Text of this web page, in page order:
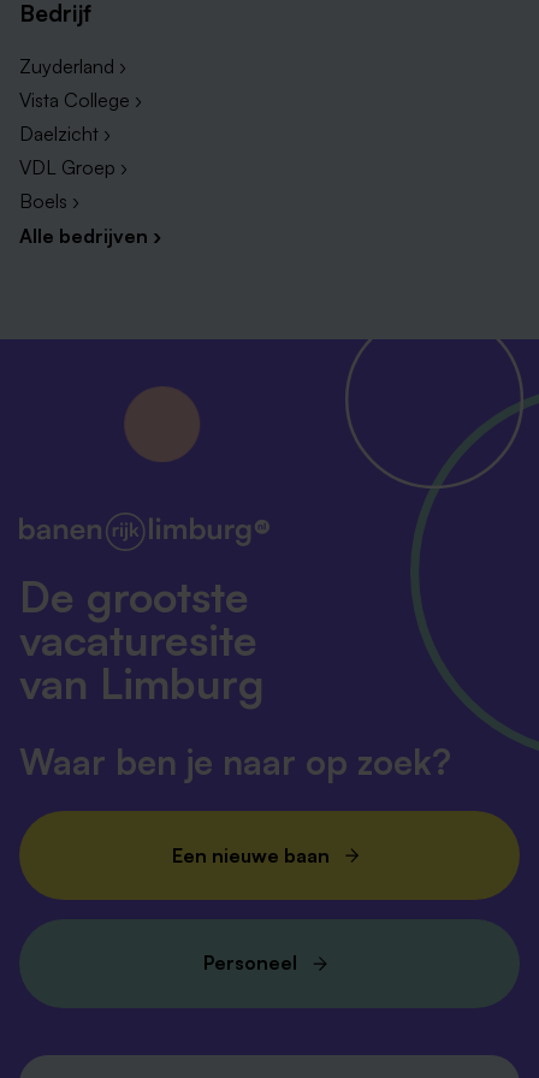
Vacatures ziekenhuis in Sittard
Vacatures verpleegkundige in Sittard
Bedrijf
Zuyderland ›
Vista College ›
Daelzicht ›
VDL Groep ›
Boels ›
Alle bedrijven ›
De grootste
vacaturesite
van Limburg
Waar ben je naar op zoek?
Een nieuwe baan
Personeel